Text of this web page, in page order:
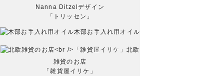
Nanna Ditzelデザイン
「トリッセン」
木部お手入れ用オイル
北欧
雑貨のお店
「雑貨屋イリケ」